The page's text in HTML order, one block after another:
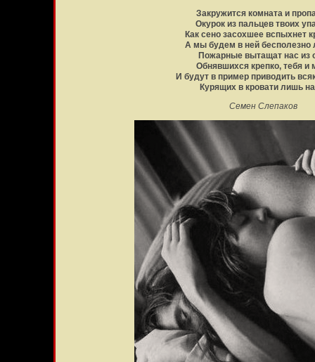
Закружится комната и
Окурок из пальцев твоих
Как сено засохшее вспыхнет
А мы будем в ней бесполезно
Пожарные вытащат нас из
Обнявшихся крепко, тебя и
И будут в пример приводить
Курящих в кровати лишь
Семен Слепаков